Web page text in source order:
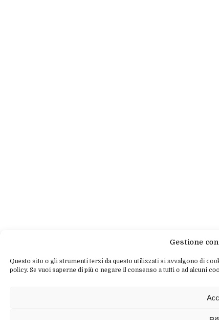
Gestione
Questo sito o gli strumenti terzi da questo utilizzati si avvalgono di
policy. Se vuoi saperne di più o negare il consenso a tutti o ad alcuni